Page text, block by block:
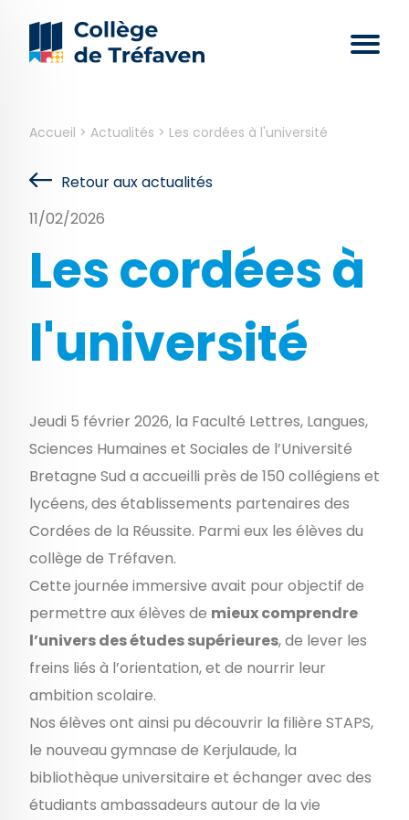
Accueil > Actualités > Les cordées à l'université
Retour aux actualités
11/02/2026
Les cordées à
l'université
Jeudi 5 février 2026, la Faculté Lettres, Langues,
Sciences Humaines et Sociales de l’Université
Bretagne Sud a accueilli près de 150 collégiens et
lycéens, des établissements partenaires des
Cordées de la Réussite. Parmi eux les élèves du
collège de Tréfaven.
Cette journée immersive avait pour objectif de
permettre aux élèves de mieux comprendre
l’univers des études supérieures, de lever les
freins liés à l’orientation, et de nourrir leur
ambition scolaire.
Nos élèves ont ainsi pu découvrir la filière STAPS,
le nouveau gymnase de Kerjulaude, la
bibliothèque universitaire et échanger avec des
étudiants ambassadeurs autour de la vie